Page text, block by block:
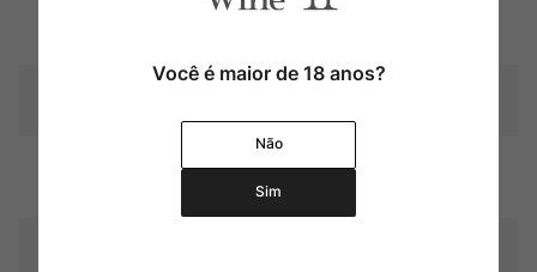
Graduação Alcóoli
Você é maior de 18 anos?
Não
Sim